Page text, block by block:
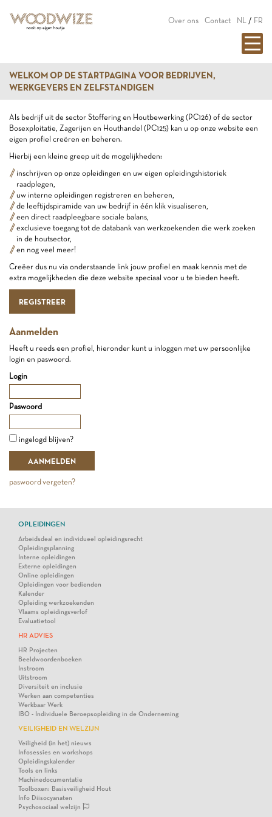
Over ons Contact NL / FR
WELKOM OP DE STARTPAGINA VOOR BEDRIJVEN,
WERKGEVERS EN ZELFSTANDIGEN
Als bedrijf uit de sector Stoffering en Houtbewerking (PC126) of de sector
Bosexploitatie, Zagerijen en Houthandel (PC125) kan u op onze website een
eigen profiel creëren en beheren.
Hierbij een kleine greep uit de mogelijkheden:
inschrijven op onze opleidingen en uw eigen opleidingshistoriek
raadplegen,
uw interne opleidingen registreren en beheren,
de leeftijdspiramide van uw bedrijf in één klik visualiseren,
een direct raadpleegbare sociale balans,
exclusieve toegang tot de databank van werkzoekenden die werk zoeken
in de houtsector,
en nog veel meer!
Creëer dus nu via onderstaande link jouw profiel en maak kennis met de
extra mogelijkheden die deze website speciaal voor u te bieden heeft.
REGISTREER
Aanmelden
Heeft u reeds een profiel, hieronder kunt u inloggen met uw persoonlijke
login en paswoord.
Login
Paswoord
ingelogd blijven?
paswoord vergeten?
OPLEIDINGEN
Arbeidsdeal en individueel opleidingsrecht
Opleidingsplanning
Interne opleidingen
Externe opleidingen
Online opleidingen
Opleidingen voor bedienden
Kalender
Opleiding werkzoekenden
Vlaams opleidingsverlof
Evaluatietool
HR ADVIES
HR Projecten
Beeldwoordenboeken
Instroom
Uitstroom
Diversiteit en inclusie
Werken aan competenties
Werkbaar Werk
IBO - Individuele Beroepsopleiding in de Onderneming
VEILIGHEID EN WELZIJN
Veiligheid (in het) nieuws
Infosessies en workshops
Opleidingskalender
Tools en links
Machinedocumentatie
Toolboxen: Basisveiligheid Hout
Info Diisocyanaten
Psychosociaal welzijn